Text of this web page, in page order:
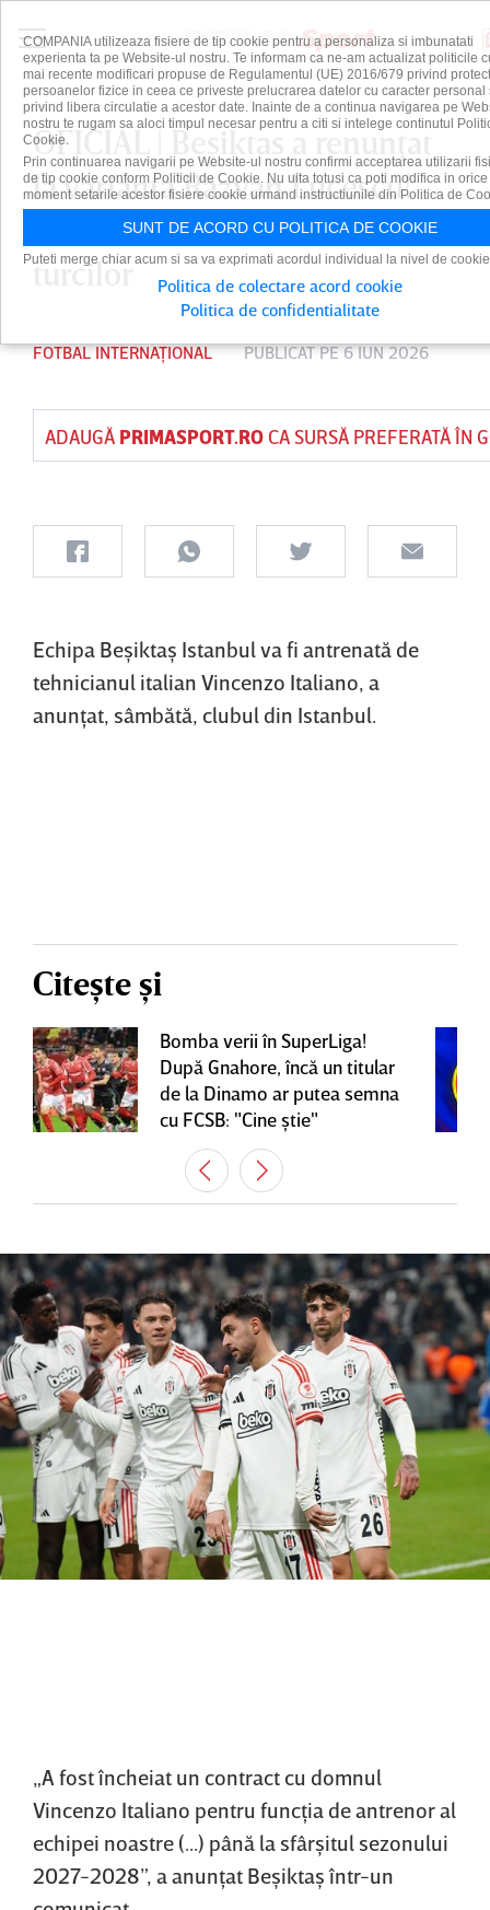
OFICIAL | Beşiktas a renunţat
la varianta Răzvan Lucescu!
Cine este noul antrenor al
turcilor
FOTBAL INTERNAȚIONAL PUBLICAT PE 6 IUN 2026
ADAUGĂ PRIMASPORT.ROCA SURSĂ PREFERATĂ ÎN
Echipa Beşiktaş Istanbul va fi antrenată de
tehnicianul italian Vincenzo Italiano, a
anunţat, sâmbătă, clubul din Istanbul.
Citește și
Bomba verii în SuperLiga!
După Gnahore, încă un titular
de la Dinamo ar putea semna
cu FCSB: "Cine ştie"
„A fost încheiat un contract cu domnul
Vincenzo Italiano pentru funcţia de antrenor al
echipei noastre (...) până la sfârşitul sezonului
2027-2028”, a anunţat Beşiktaş într-un
COMPANIA utilizeaza fisiere de tip cookie pentru a personaliza si imbunatati
experienta ta pe Website-ul nostru. Te informam ca ne-am actualizat politicile
mai recente modificari propuse de Regulamentul (UE) 2016/679 privind
persoanelor fizice in ceea ce priveste prelucrarea datelor cu caracter personal
privind libera circulatie a acestor date. Inainte de a continua navigarea pe
nostru te rugam sa aloci timpul necesar pentru a citi si intelege continutul
Cookie.
Prin continuarea navigarii pe Website-ul nostru confirmi acceptarea utilizarii
de tip cookie conform Politicii de Cookie. Nu uita totusi ca poti modifica in orice
moment setarile acestor fisiere cookie urmand instructiunile din Politica de
SUNT DE ACORD CU POLITICA DE COOKIE
Puteti merge chiar acum si sa va exprimati acordul individual la nivel de
Politica de colectare acord cookie
Politica de confidentialitate